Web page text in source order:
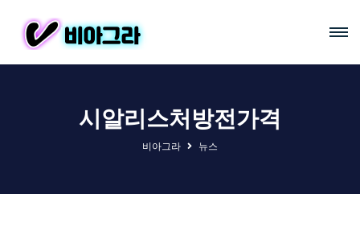
시알리스처방전가격
비아그라 뉴스